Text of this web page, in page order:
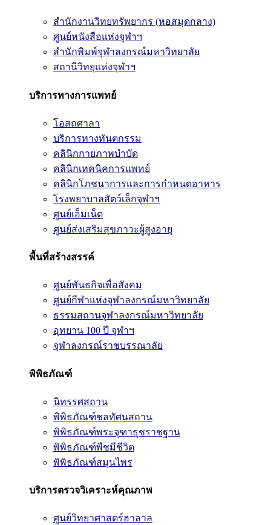
สำนักงานวิทยทรัพยากร (หอสมุดกลาง)
ศูนย์หนังสือแห่งจุฬาฯ
สำนักพิมพ์จุฬาลงกรณ์มหาวิทยาลัย
สถานีวิทยุแห่งจุฬาฯ
บริการทางการแพทย์
โอสถศาลา
บริการทางทันตกรรม
คลินิกกายภาพบำบัด
คลินิกเทคนิคการแพทย์
คลินิกโภชนาการและการกำหนดอาหาร
โรงพยาบาลสัตว์เล็กจุฬาฯ
ศูนย์เอ็มเน็ต
ศูนย์ส่งเสริมสุขภาวะผู้สูงอายุ
พื้นที่สร้างสรรค์
ศูนย์พันธกิจเพื่อสังคม
ศูนย์กีฬาแห่งจุฬาลงกรณ์มหาวิทยาลัย
ธรรมสถานจุฬาลงกรณ์มหาวิทยาลัย
อุทยาน 100 ปี จุฬาฯ
จุฬาลงกรณ์ราชบรรณาลัย
พิพิธภัณฑ์
นิทรรศสถาน
พิพิธภัณฑ์ชลทัศนสถาน
พิพิธภัณฑ์พระจุฑาธุชราชฐาน
พิพิธภัณฑ์พืชมีชีวิต
พิพิธภัณฑ์สมุนไพร
บริการตรวจวิเคราะห์คุณภาพ
ศูนย์วิทยาศาสตร์ฮาลาล